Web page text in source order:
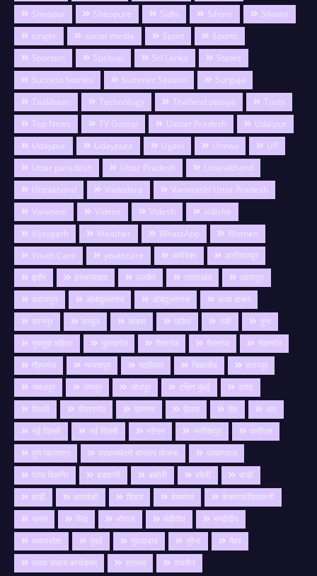
Sheopur
Sheopure Sidhi Sihore
Silwani
singer
social media Sport
Sports
Sportsm
Spritual Sri Lanka
States
Success Stories
Summer Season
Surguja
Taalibaan
Technology Thailend pataya
Tools
Top News
TV Gossip Uattar Pradesh
Udaipur
Udaypur
Udaypura Ujjain Unnao
UP
Uttar paradesh
Uttar Pradesh
Uttarakhand
Uttrakhand
Vadodara
Vanarashi Uttar Pradesh
Varanasi
Videos Videsh
vidisha
Vijaygarh
Weather WhatsApp
Women
Youth Care
youthcare अमेरिका
अलीराजपुर
इंदौर
इस्लामाबाद उज्जैन उत्तराखंड
उदयपुरा
उदायपुरा
ओबेदुल्लागंज औबेदुल्लागंज
कथा वाचन
कानपुर
काबुल खंडवा खंडेरा गङी
गुना
गुमशुदा महिला
गुलाबगंज गैतरगंज गैरतगंज
गोहरगंज
गौहरगंज
ग्यारसपुर ग्वालियर चिकलोद
छतरपुर
जबलपुर
जयपुर जोधपुर दक्षिण मुंबई
दमोह
दिल्ली
दीवानगंज देवनगर देवास देश
धार
नई दिल्ली
नई दिल्ली नटेरन नरसिंहपुर
पानीपत
पुणे महाराष्ट्र
प्रधानमंत्री मानधन योजना
प्रयागराज
प्रेस विज्ञप्ति
बङवानी बम्होरी बरेली
बाङी
बाडी
बाराबंकी बिहार बेगमगंज
बेगमगंज/सिलवानी
भारत
भिंड भोपाल मंडीदीप
मण्डीदीप
मध्यप्रदेश
मुंबई मुरादाबाद मुरैना
मैहर
रजक समाज कार्यक्रम
रतलाम रायसेन